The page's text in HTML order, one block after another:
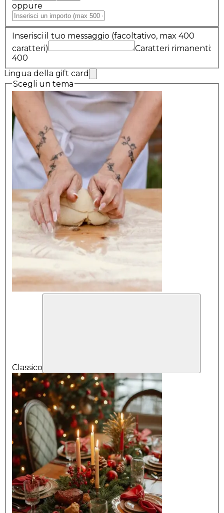
oppure
Inserisci il tuo messaggio (facoltativo, max 400
caratteri)
Caratteri rimanenti:
400
Lingua della gift card
Scegli un tema
Classico